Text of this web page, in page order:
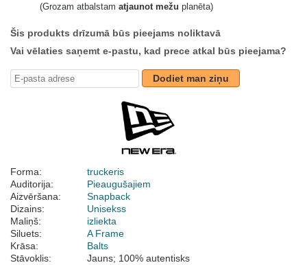
(Grozam atbalstam atjaunot mežu planēta)
Šis produkts drīzumā būs pieejams noliktavā
Vai vēlaties saņemt e-pastu, kad prece atkal būs pieejama?
Dodiet man ziņu
Forma:
truckeris
Auditorija:
Pieaugušajiem
Aizvēršana:
Snapback
Dizains:
Unisekss
Maliņš:
izliekta
Siluets:
A Frame
Krāsa:
Balts
Stāvoklis:
Jauns; 100% autentisks